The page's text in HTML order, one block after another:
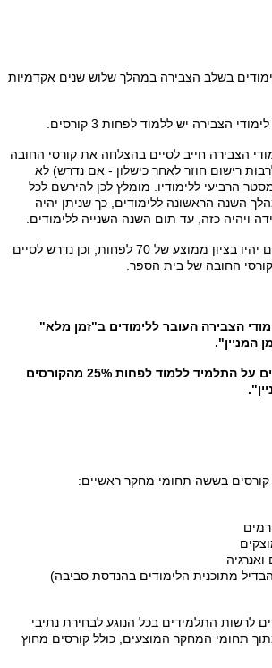
בשלב הצבירה במהלך שלוש שנים אקדמיות
הצבירה יש ללמוד לפחות 3 קורסים.
הצבירה חייב לסיים בהצלחה את קורסי החובה
רישום חוזר לאחר כישלון - אם נדרש) לא
הרביעי ללימודיו. מומלץ לכן להירשם לכל
השנה הראשונה ללימודים, כך שניתן יהיה
ויהיה כזה, עד תום השנה השנייה ללימודים.
הקורסים הנצברים יהיו בציון ממוצע של 70 לפחות, וכן נדרש לסיים
החובה של בית הספר.
הצבירה העובר ללימודים ב"זמן מלא"
המניין".
בכל נתיב לימודים על התלמיד ללמוד לפחות 25% מהקורסים
בששה תחומי מחקר ראשיים:
ואנרגיה
מתוכנית הלימודים בהנדסת סביבה)
לרשות התלמידים בכל הנוגע לבחירת נתיבי
תחומי המחקר המוצעים, כולל קורסים מחוץ